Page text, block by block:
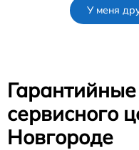
У меня
сервисного
Новгороде